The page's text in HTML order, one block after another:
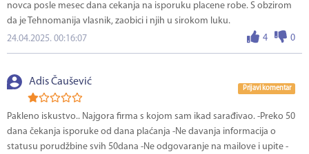
novca posle mesec dana cekanja na isporuku placene robe. S obzirom
da je Tehnomanija vlasnik, zaobici i njih u sirokom luku.
4
0
24.04.2025. 00:16:07
Adis Čaušević
Prijavi komentar
Pakleno iskustvo.. Najgora firma s kojom sam ikad sarađivao. -Preko 50
dana čekanja isporuke od dana plaćanja -Ne davanja informacija o
statusu porudžbine svih 50dana -Ne odgovaranje na mailove i upite -